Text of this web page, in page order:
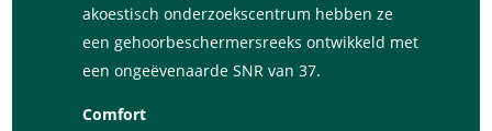
akoestisch onderzoekscentrum hebben ze
een gehoorbeschermersreeks ontwikkeld met
een ongeëvenaarde SNR van 37.
Comfort